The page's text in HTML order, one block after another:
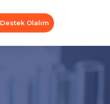
Destek Olalım